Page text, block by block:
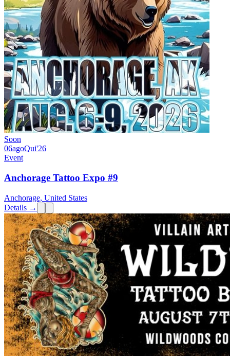
Soon
06agoQui'26
Event
Anchorage Tattoo Expo #9
Anchorage, United States
Details →